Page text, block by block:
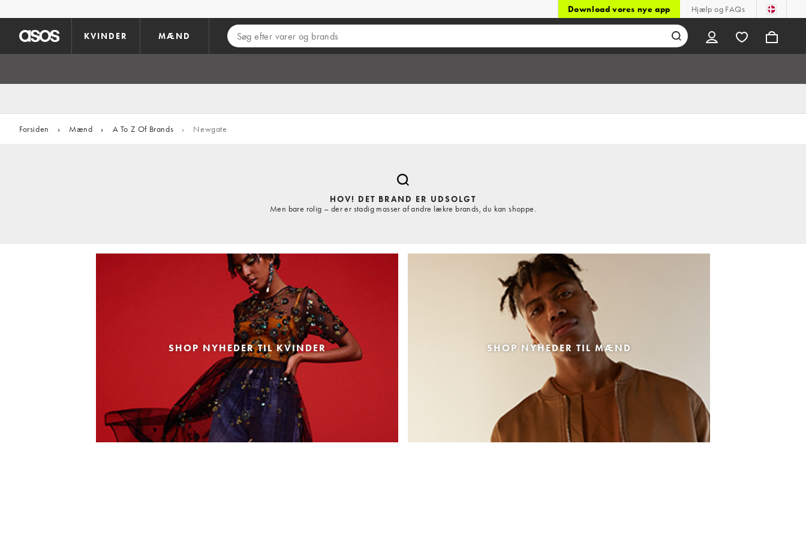
Download vores nye app Hjælp og FAQs
KVINDER MÆND
Forsiden › Mænd › A To Z Of Brands › Newgate
HOV! DET BRAND ER UDSOLGT
Men bare rolig – der er stadig masser af andre lækre brands, du kan shoppe.
SHOP NYHEDER TIL KVINDER SHOP NYHEDER TIL MÆND